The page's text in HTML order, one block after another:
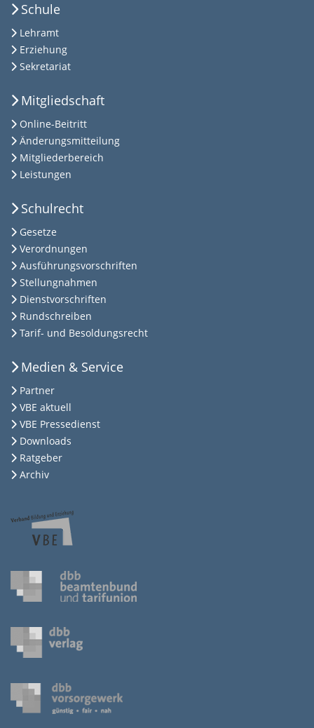
Schule
Lehramt
Erziehung
Sekretariat
Mitgliedschaft
Online-Beitritt
Änderungsmitteilung
Mitgliederbereich
Leistungen
Schulrecht
Gesetze
Verordnungen
Ausführungsvorschriften
Stellungnahmen
Dienstvorschriften
Rundschreiben
Tarif- und Besoldungsrecht
Medien & Service
Partner
VBE aktuell
VBE Pressedienst
Downloads
Ratgeber
Archiv